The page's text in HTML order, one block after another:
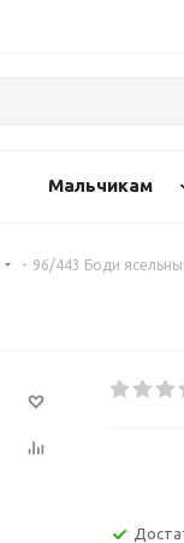
Мальчикам
- 96/443 Боди